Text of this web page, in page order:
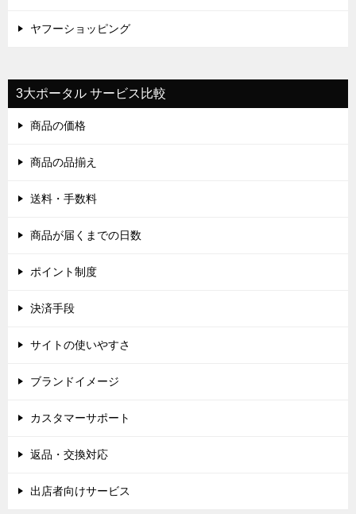
ヤフーショッピング
3大ポータル サービス比較
商品の価格
商品の品揃え
送料・手数料
商品が届くまでの日数
ポイント制度
決済手段
サイトの使いやすさ
ブランドイメージ
カスタマーサポート
返品・交換対応
出店者向けサービス